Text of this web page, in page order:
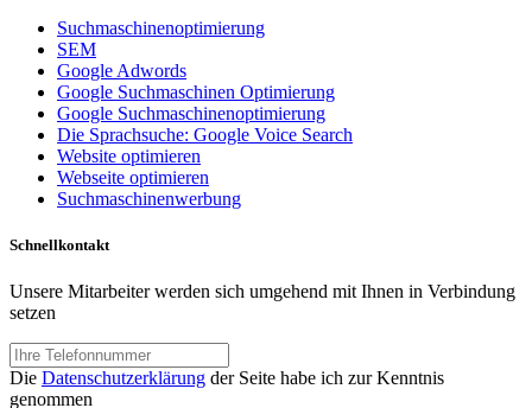
Suchmaschinenoptimierung
SEM
Google Adwords
Google Suchmaschinen Optimierung
Google Suchmaschinenoptimierung
Die Sprachsuche: Google Voice Search
Website optimieren
Webseite optimieren
Suchmaschinenwerbung
Schnellkontakt
Unsere Mitarbeiter werden sich umgehend mit Ihnen in Verbindung
setzen
Die Datenschutzerklärung der Seite habe ich zur Kenntnis
genommen